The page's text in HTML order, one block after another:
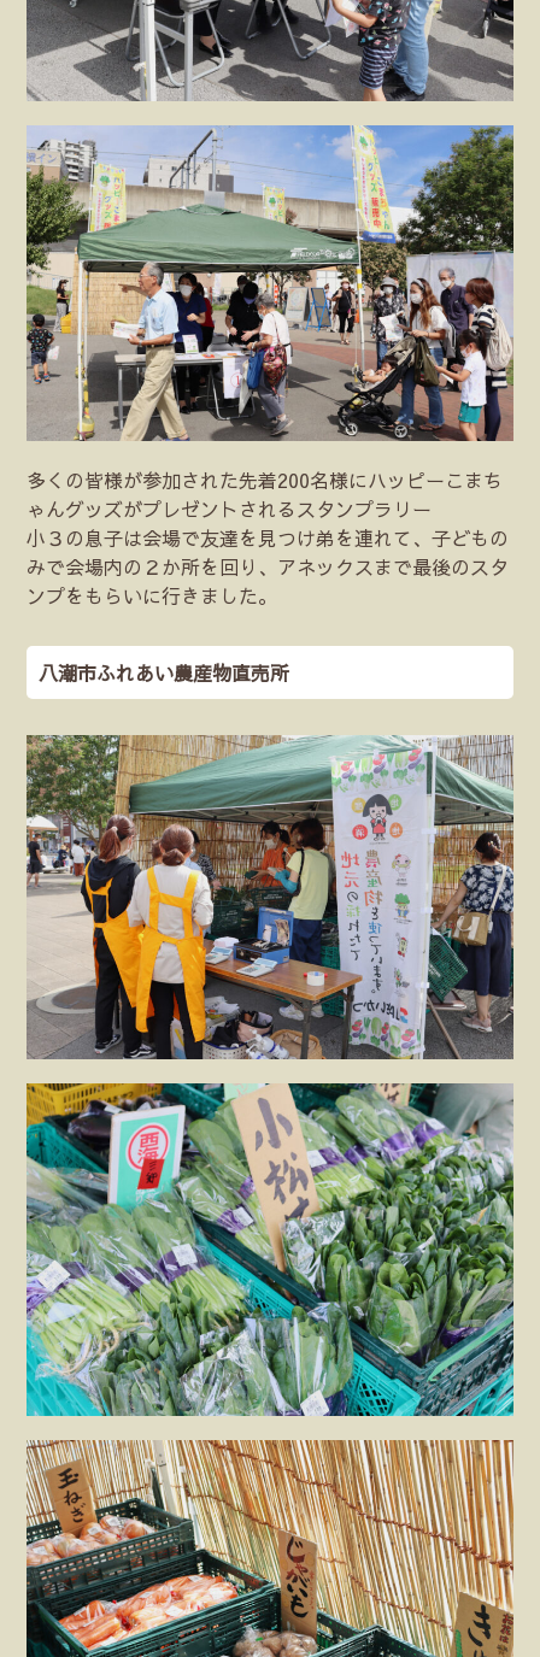
多くの皆様が参加された先着200名様にハッピーこまち
ゃんグッズがプレゼントされるスタンプラリー
小３の息子は会場で友達を見つけ弟を連れて、子どもの
みで会場内の２か所を回り、アネックスまで最後のスタ
ンプをもらいに行きました。
八潮市ふれあい農産物直売所